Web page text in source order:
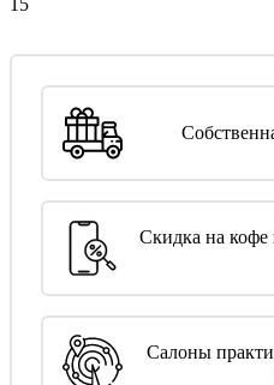
Скидка на кофе
Салоны